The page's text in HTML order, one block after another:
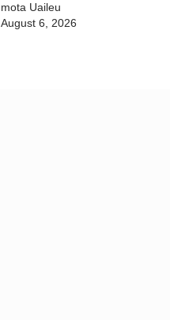
mota Uaileu
August 6, 2026